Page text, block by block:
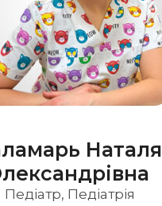
Наталя
Педіатр, Педіатрія